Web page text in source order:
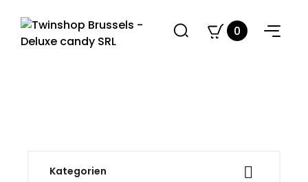
0
Kategorien 